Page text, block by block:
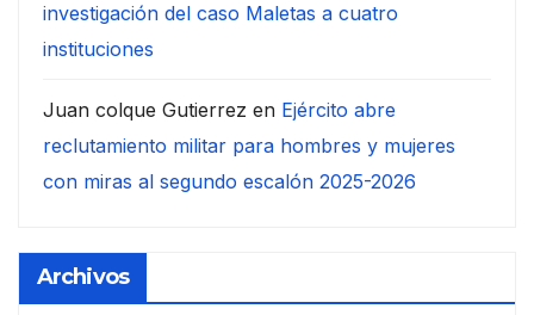
investigación del caso Maletas a cuatro
instituciones
Juan colque Gutierrez en Ejército abre
reclutamiento militar para hombres y mujeres
con miras al segundo escalón 2025-2026
Archivos